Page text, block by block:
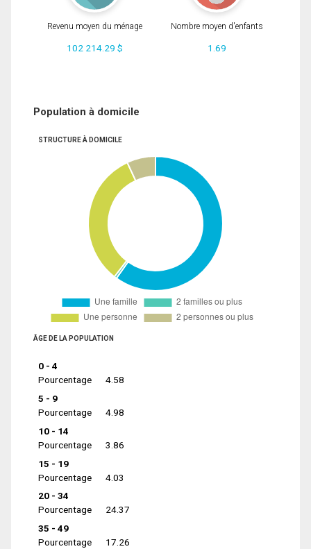
Revenu moyen du ménage
102 214.29 $
Nombre moyen d'enfants
1.69
Population à domicile
STRUCTURE À DOMICILE
ÂGE DE LA POPULATION
0 - 4
Pourcentage
4.58
5 - 9
Pourcentage
4.98
10 - 14
Pourcentage
3.86
15 - 19
Pourcentage
4.03
20 - 34
Pourcentage
24.37
35 - 49
Pourcentage
17.26